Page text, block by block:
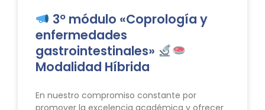
3º módulo «Coprología y
enfermedades
gastrointestinales»
Modalidad Híbrida
En nuestro compromiso constante por
promover la excelencia académica y ofrecer